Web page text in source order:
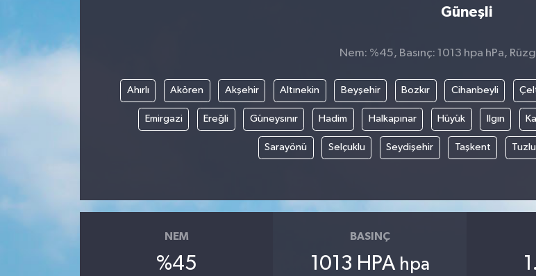
Güneşli
Nem: %45, Basınç: 1013 hpa hPa,
Ahırlı Akören Akşehir Altınekin Beyşehir Bozkır Cihanbeyli
Emirgazi Ereğli Güneysınır Hadim Halkapınar Hüyük Ilgın
Sarayönü Selçuklu Seydişehir Taşkent
NEM
%45
BASINÇ
1013 HPA hpa